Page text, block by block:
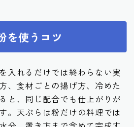
を使うコツ
入れるだけでは終わらない実
、食材ごとの揚げ方、冷めた
と、同じ配合でも仕上がりが
。天ぷらは粉だけの料理では